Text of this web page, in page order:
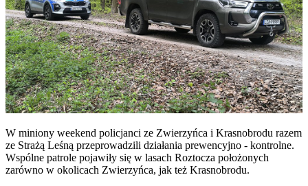
W miniony weekend policjanci ze Zwierzyńca i Krasnobrodu razem
ze Strażą Leśną przeprowadzili działania prewencyjno - kontrolne.
Wspólne patrole pojawiły się w lasach Roztocza położonych
zarówno w okolicach Zwierzyńca, jak też Krasnobrodu.